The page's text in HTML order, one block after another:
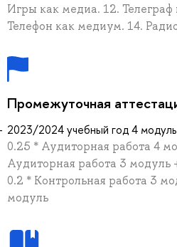
Игры как медиа. 12.
Телефон как медиум. 14.
Промежуточная
2023/2024 учебный год 4 модуль
0.25 * Аудиторная работа 4
Аудиторная работа 3 модуль
0.2 * Контрольная работа 3
модуль